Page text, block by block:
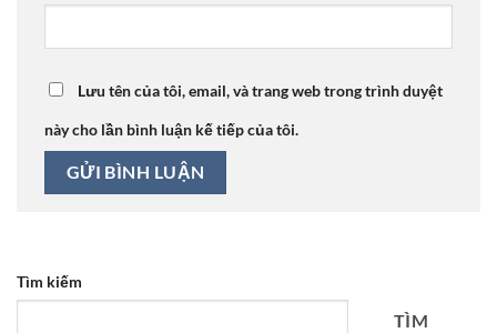
Lưu tên của tôi, email, và trang web trong trình duyệt
này cho lần bình luận kế tiếp của tôi.
Tìm kiếm
TÌM